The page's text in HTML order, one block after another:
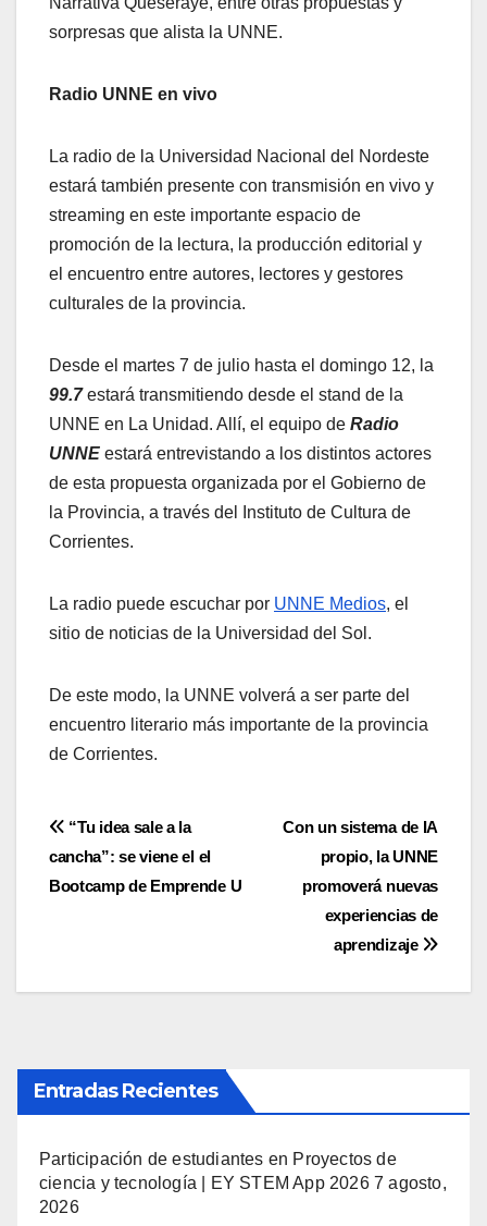
sorpresas que alista la UNNE.
Radio UNNE en vivo
La radio de la Universidad Nacional del Nordeste
estará también presente con transmisión en vivo y
streaming en este importante espacio de
promoción de la lectura, la producción editorial y
el encuentro entre autores, lectores y gestores
culturales de la provincia.
Desde el martes 7 de julio hasta el domingo 12, la
99.7estará transmitiendo desde el stand de la
UNNE en La Unidad. Allí, el equipo de Radio
UNNE estará entrevistando a los distintos actores
de esta propuesta organizada por el Gobierno de
la Provincia, a través del Instituto de Cultura de
Corrientes.
La radio puede escuchar por UNNE Medios, el
sitio de noticias de la Universidad del Sol.
De este modo, la UNNE volverá a ser parte del
encuentro literario más importante de la provincia
de Corrientes.
Navegación
de
Con un sistema de IA
propio, la UNNE
promoverá nuevas
experiencias de
aprendizaje
“Tu idea sale a la
cancha”: se viene el el
Bootcamp de Emprende U
Entradas Recientes
Participación de estudiantes en Proyectos de
ciencia y tecnología | EY STEM App 2026 7 agosto,
2026